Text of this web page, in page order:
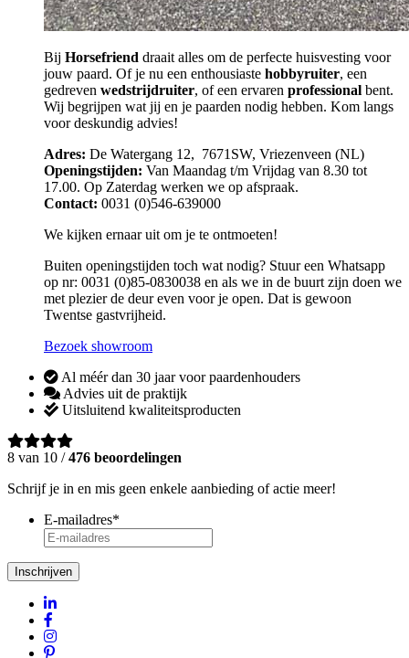
Bij Horsefriend draait alles om de perfecte huisvesting voor
jouw paard. Of je nu een enthousiaste hobbyruiter, een
gedreven wedstrijdruiter, of een ervaren professional bent.
Wij begrijpen wat jij en je paarden nodig hebben. Kom langs
voor deskundig advies!
Adres: De Watergang 12, 7671SW, Vriezenveen (NL)
Openingstijden: Van Maandag t/m Vrijdag van 8.30 tot
17.00. Op Zaterdag werken we op afspraak.
Contact: 0031 (0)546-639000
We kijken ernaar uit om je te ontmoeten!
Buiten openingstijden toch wat nodig? Stuur een Whatsapp
op nr: 0031 (0)85-0830038 en als we in de buurt zijn doen we
met plezier de deur even voor je open. Dat is gewoon
Twentse gastvrijheid.
Bezoek showroom
Al méér dan 30 jaar voor paardenhouders
Advies uit de praktijk
Uitsluitend kwaliteitsproducten
8 van 10 /476 beoordelingen
Schrijf je in en mis geen enkele aanbieding of actie meer!
E-mailadres*
Inschrijven